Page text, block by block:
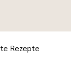
Rezepte